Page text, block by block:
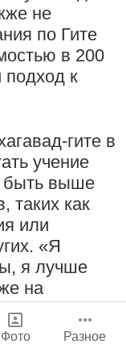
Хвала
2024
США
Тхакуру,
Айдахо, США
2008|
не
по Гите
в 200
к
гите в
учение
быть выше
таких как
или
«Я
я лучше
на
на
мы вполне
к Господу
2025
версий
Фото Разное